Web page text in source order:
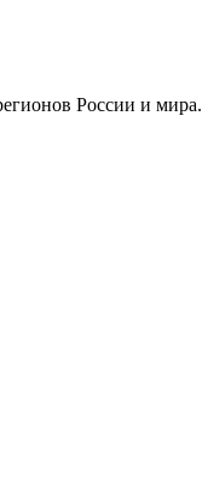
России и мира.